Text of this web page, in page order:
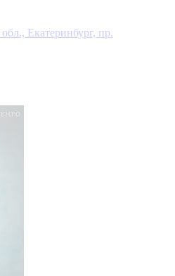
Екатеринбург, пр.